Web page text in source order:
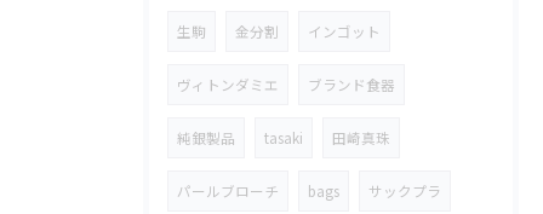
生駒 金分割 インゴット
ヴィトンダミエ ブランド食器
純銀製品 tasaki 田崎真珠
パールブローチ bags サックプラ